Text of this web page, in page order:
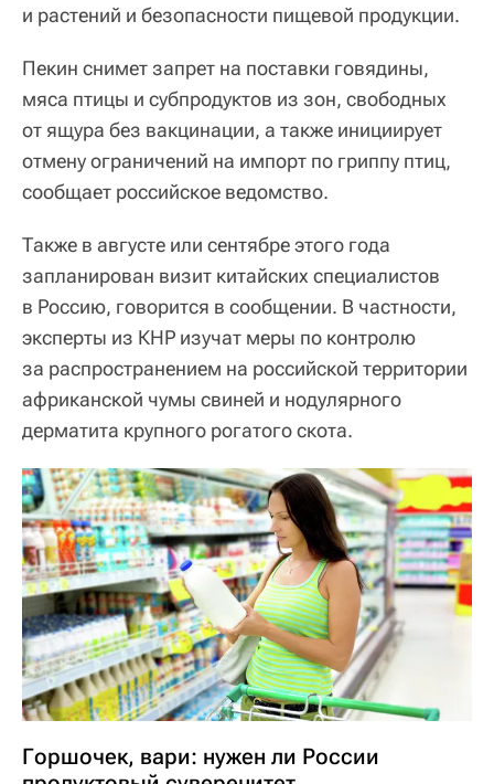
и растений и безопасности пищевой продукции.
Пекин снимет запрет на поставки говядины,
мяса птицы и субпродуктов из зон, свободных
от ящура без вакцинации, а также инициирует
отмену ограничений на импорт по гриппу птиц,
сообщает российское ведомство.
Также в августе или сентябре этого года
запланирован визит китайских специалистов
в Россию, говорится в сообщении. В частности,
эксперты из КНР изучат меры по контролю
за распространением на российской территории
африканской чумы свиней и нодулярного
дерматита крупного рогатого скота.
Горшочек, вари: нужен ли России